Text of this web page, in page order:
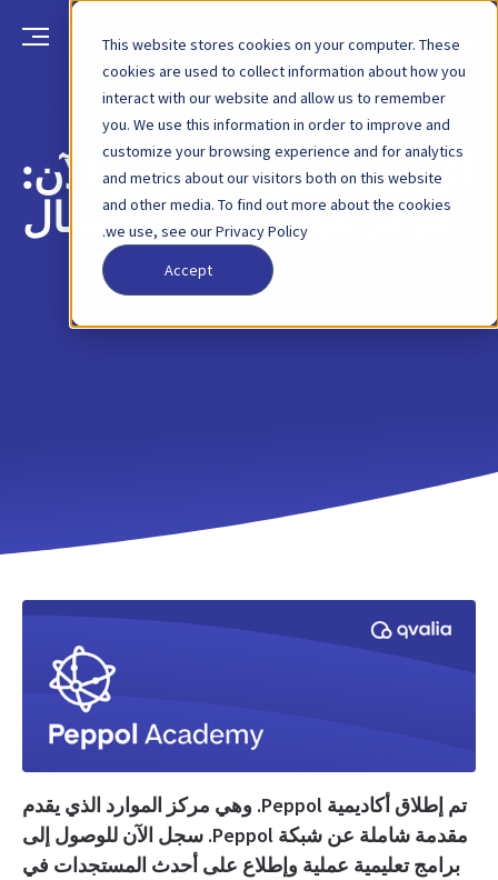
This website stores cookies on your computer. These
cookies are used to collect information about how you
interact with our website and allow us to remember
you. We use this information in order to improve and
customize your browsing experience and for analytics
and metrics about our visitors both on this website
and other media. To find out more about the cookies
we use, see our Privacy Policy.
Accept
العودةمنشور مدونة 9 أكتوبر 2024
أكاديمية بيبول مفتوحة الآن:
مركز موارد شبكة الأعمال
تم إطلاق أكاديمية Peppol. وهي مركز الموارد الذي يقدم
مقدمة شاملة عن شبكة Peppol. سجل الآن للوصول إلى
برامج تعليمية عملية وإطلاع على أحدث المستجدات في